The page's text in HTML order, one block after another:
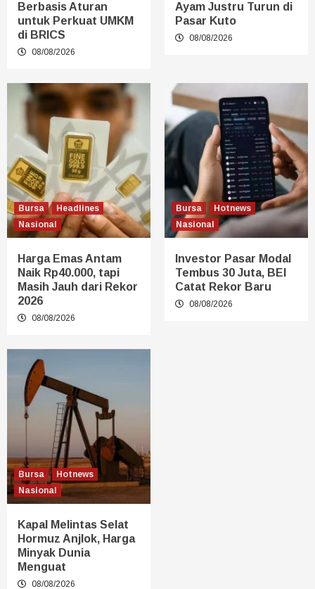
Berbasis Aturan
untuk Perkuat UMKM
di BRICS
08/08/2026
Ayam Justru Turun di
Pasar Kuto
08/08/2026
Bursa
Headlines
Nasional
Harga Emas Antam
Naik Rp40.000, tapi
Masih Jauh dari Rekor
2026
08/08/2026
Bursa
Hotnews
Nasional
Investor Pasar Modal
Tembus 30 Juta, BEI
Catat Rekor Baru
08/08/2026
Bursa
Hotnews
Nasional
Kapal Melintas Selat
Hormuz Anjlok, Harga
Minyak Dunia
Menguat
08/08/2026